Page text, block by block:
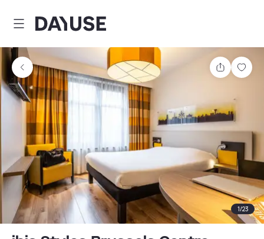
Dayuse
Delen
1/23